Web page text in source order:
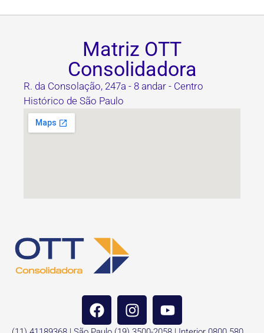
Matriz OTT
Consolidadora
R. da Consolação, 247a - 8 andar - Centro
Histórico de São Paulo